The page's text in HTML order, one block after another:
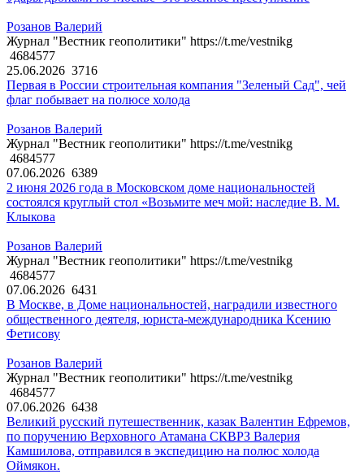
Розанов Валерий
Журнал "Вестник геополитики" https://t.me/vestnikg
4684577
25.06.2026 3716
Первая в России строительная компания "Зеленый Сад", чей
флаг побывает на полюсе холода
Розанов Валерий
Журнал "Вестник геополитики" https://t.me/vestnikg
4684577
07.06.2026 6389
2 июня 2026 года в Московском доме национальностей
состоялся круглый стол «Возьмите меч мой: наследие В. М.
Клыкова
Розанов Валерий
Журнал "Вестник геополитики" https://t.me/vestnikg
4684577
07.06.2026 6431
В Москве, в Доме национальностей, наградили известного
общественного деятеля, юриста-международника Ксению
Фетисову
Розанов Валерий
Журнал "Вестник геополитики" https://t.me/vestnikg
4684577
07.06.2026 6438
Великий русский путешественник, казак Валентин Ефремов,
по поручению Верховного Атамана СКВРЗ Валерия
Камшилова, отправился в экспедицию на полюс холода
Оймякон.